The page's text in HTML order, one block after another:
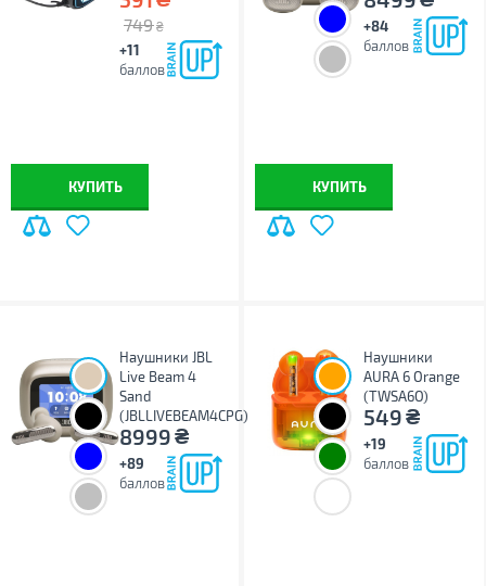
749 ₴
+11
баллов
КУПИТЬ
+84
баллов
КУПИТЬ
Наушники JBL
Live Beam 4
Sand
(JBLLIVEBEAM4CPG)
8999₴
+89
баллов
Наушники
AURA 6 Orange
(TWSA6O)
549₴
+19
баллов